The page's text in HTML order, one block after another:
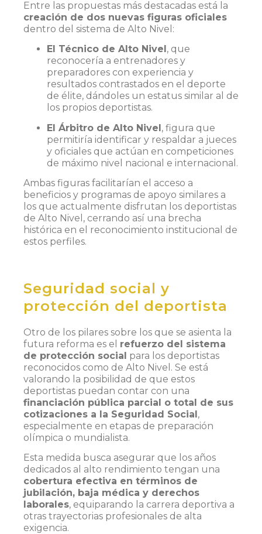
Entre las propuestas más destacadas está la
creación de dos nuevas figuras oficiales
dentro del sistema de Alto Nivel:
El Técnico de Alto Nivel , que
reconocería a entrenadores y
preparadores con experiencia y
resultados contrastados en el deporte
de élite, dándoles un estatus similar al de
los propios deportistas.
El Árbitro de Alto Nivel, figura que
permitiría identificar y respaldar a jueces
y oficiales que actúan en competiciones
de máximo nivel nacional e internacional.
Ambas figuras facilitarían el acceso a
beneficios y programas de apoyo similares a
los que actualmente disfrutan los deportistas
de Alto Nivel, cerrando así una brecha
histórica en el reconocimiento institucional de
estos perfiles.
Seguridad social y
protección del deportista
Otro de los pilares sobre los que se asienta la
futura reforma es el refuerzo del sistema
de protección social para los deportistas
reconocidos como de Alto Nivel. Se está
valorando la posibilidad de que estos
deportistas puedan contar con una
financiación pública parcial o total de sus
cotizaciones a la Seguridad Social,
especialmente en etapas de preparación
olímpica o mundialista.
Esta medida busca asegurar que los años
dedicados al alto rendimiento tengan una
cobertura efectiva en términos de
jubilación, baja médica y derechos
laborales, equiparando la carrera deportiva a
otras trayectorias profesionales de alta
exigencia.